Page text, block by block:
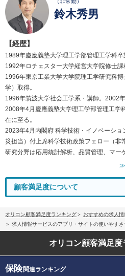
鈴木秀男
【経歴】
1989年慶應義塾大学理工学部管理工学科卒
1992年ロチェスター大学経営大学院修士課
1996年東京工業大学大学院理工学研究科
学）取得。
1996年筑波大学社会工学系・講師。2002年
2008年4月慶應義塾大学理工学部管理工学
在に至る。
2023年4月内閣府 科学技術・イノベーシ
災担当）付上席科学技術政策フェロー（非
研究分野は応用統計解析、品質管理、マー
≫
顧客満足度について
オリコン顧客満足度ランキング おすすめの求人
求人情報サービスのアプリ・サイトの使いやす
オリコン顧客満足度
保険関連ランキング